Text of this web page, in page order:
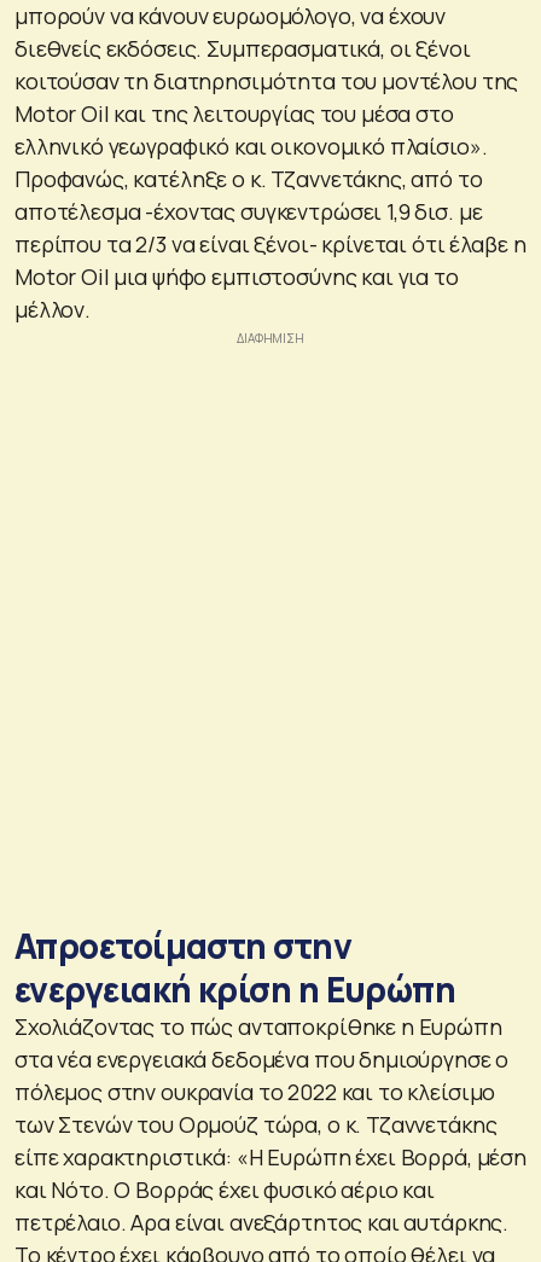
μπορούν να κάνουν ευρωομόλογο, να έχουν
διεθνείς εκδόσεις. Συμπερασματικά, οι ξένοι
κοιτούσαν τη διατηρησιμότητα του μοντέλου της
Motor Oil και της λειτουργίας του μέσα στο
ελληνικό γεωγραφικό και οικονομικό πλαίσιο».
Προφανώς, κατέληξε ο κ. Τζαννετάκης, από το
αποτέλεσμα -έχοντας συγκεντρώσει 1,9 δισ. με
περίπου τα 2/3 να είναι ξένοι- κρίνεται ότι έλαβε η
Motor Oil μια ψήφο εμπιστοσύνης και για το
μέλλον.
Απροετοίμαστη στην
ενεργειακή κρίση η Ευρώπη
Σχολιάζοντας το πώς ανταποκρίθηκε η Ευρώπη
στα νέα ενεργειακά δεδομένα που δημιούργησε ο
πόλεμος στην ουκρανία το 2022 και το κλείσιμο
των Στενών του Ορμούζ τώρα, ο κ. Τζαννετάκης
είπε χαρακτηριστικά: «Η Ευρώπη έχει Βορρά, μέση
και Νότο. Ο Βορράς έχει φυσικό αέριο και
πετρέλαιο. Αρα είναι ανεξάρτητος και αυτάρκης.
Το κέντρο έχει κάρβουνο από το οποίο θέλει να